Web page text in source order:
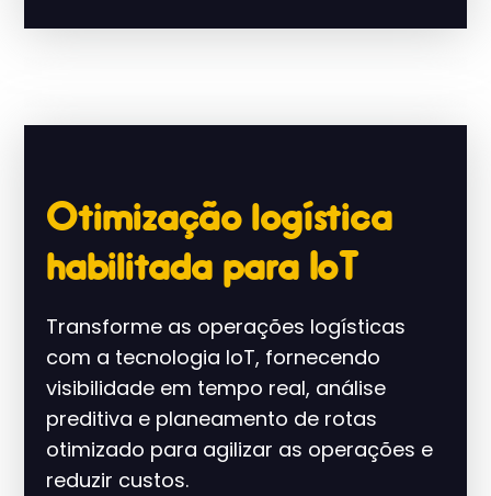
Otimização logística
habilitada para IoT
Transforme as operações logísticas
com a tecnologia IoT, fornecendo
visibilidade em tempo real, análise
preditiva e planeamento de rotas
otimizado para agilizar as operações e
reduzir custos.